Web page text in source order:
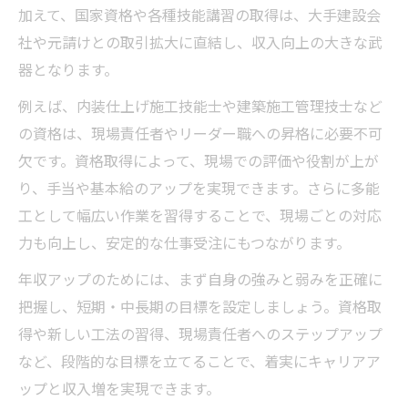
加えて、国家資格や各種技能講習の取得は、大手建設会
社や元請けとの取引拡大に直結し、収入向上の大きな武
器となります。
例えば、内装仕上げ施工技能士や建築施工管理技士など
の資格は、現場責任者やリーダー職への昇格に必要不可
欠です。資格取得によって、現場での評価や役割が上が
り、手当や基本給のアップを実現できます。さらに多能
工として幅広い作業を習得することで、現場ごとの対応
力も向上し、安定的な仕事受注にもつながります。
年収アップのためには、まず自身の強みと弱みを正確に
把握し、短期・中長期の目標を設定しましょう。資格取
得や新しい工法の習得、現場責任者へのステップアップ
など、段階的な目標を立てることで、着実にキャリアア
ップと収入増を実現できます。